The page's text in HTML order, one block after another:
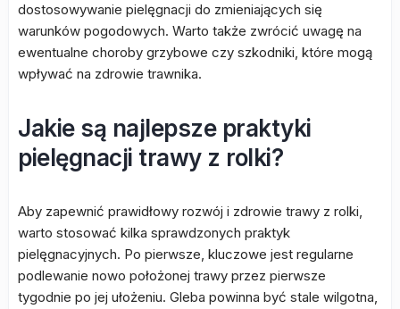
dostosowywanie pielęgnacji do zmieniających się
warunków pogodowych. Warto także zwrócić uwagę na
ewentualne choroby grzybowe czy szkodniki, które mogą
wpływać na zdrowie trawnika.
Jakie są najlepsze praktyki
pielęgnacji trawy z rolki?
Aby zapewnić prawidłowy rozwój i zdrowie trawy z rolki,
warto stosować kilka sprawdzonych praktyk
pielęgnacyjnych. Po pierwsze, kluczowe jest regularne
podlewanie nowo położonej trawy przez pierwsze
tygodnie po jej ułożeniu. Gleba powinna być stale wilgotna,